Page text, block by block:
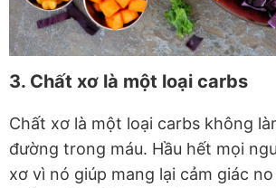
3. Chất xơ là một loại carbs
Chất xơ là một loại carbs không
đường trong máu. Hầu hết mọi
xơ vì nó giúp mang lại cảm giác